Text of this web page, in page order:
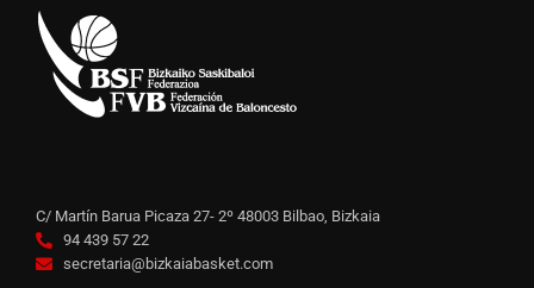
C/ Martín Barua Picaza 27- 2º 48003 Bilbao, Bizkaia
94 439 57 22
secretaria@bizkaiabasket.com